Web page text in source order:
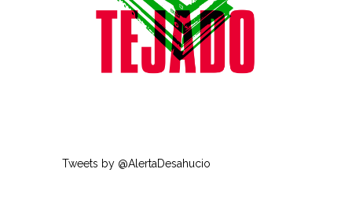
Tweets by @AlertaDesahucio